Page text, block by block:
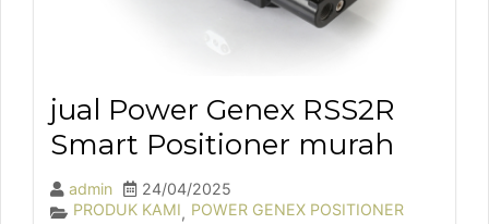
jual Power Genex RSS2R
Smart Positioner murah
admin
24/04/2025
PRODUK KAMI, POWER GENEX POSITIONER